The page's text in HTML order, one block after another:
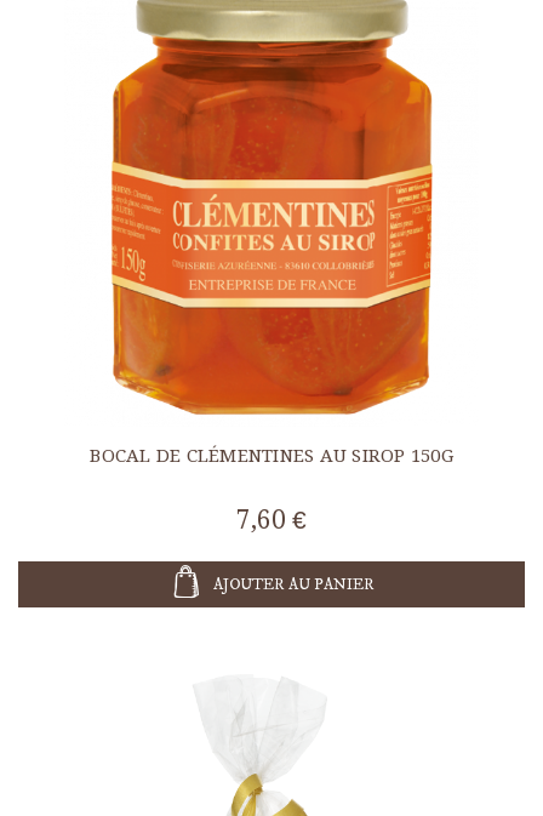
BOCAL DE CLÉMENTINES AU SIROP 150G
7,60 €
AJOUTER AU PANIER